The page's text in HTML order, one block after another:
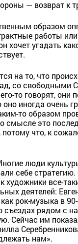
— возврат к
образом
работы
угадать
на то, что
со свободными
то говорят, они
иногда очень
то образом
смысле это
что, к
люди
себе
художники все-
деятелей:
рок-музыка в
съездах рядом с
Сейчас им
нам».